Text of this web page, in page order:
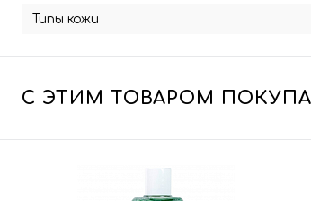
Типы кожи
С ЭТИМ ТОВАРОМ